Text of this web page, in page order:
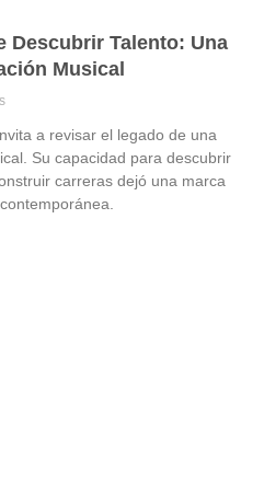
Descubrir Talento: Una
Musical
a revisar el legado de una
Su capacidad para descubrir
carreras dejó una marca